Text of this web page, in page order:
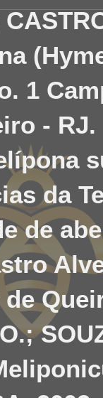
1
- RJ.
da
de